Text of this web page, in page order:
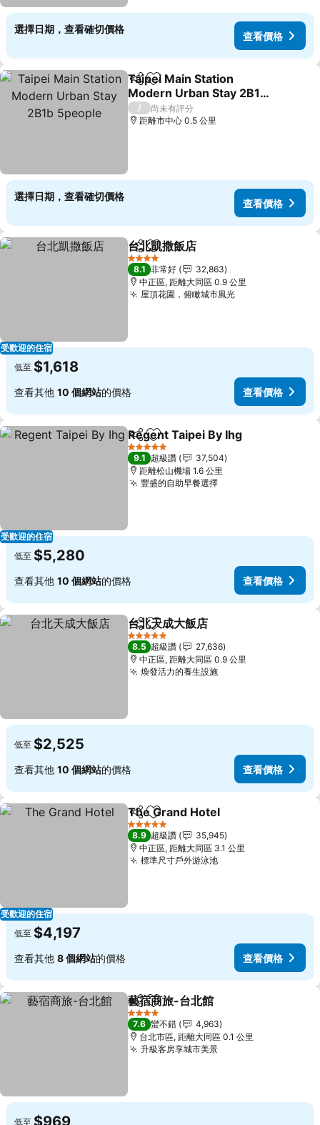
選擇日期，查看確切價格
查看價格
分享 加入我的最愛
Taipei Main Station
Modern Urban Stay 2B1b
5people
/
尚未有評分
距離市中心 0.5 公里
選擇日期，查看確切價格
查看價格
受歡迎的住宿
分享 加入我的最愛
台北凱撒飯店
4 星級
8.1 非常好
32,863
中正區, 距離大同區 0.9 公里
屋頂花園，俯瞰城市風光
低至 $1,618
查看其他 10 個網站的價格 查看價格
受歡迎的住宿
分享 加入我的最愛
Regent Taipei By Ihg
5 星級
9.1 超級讚
37,504
距離松山機場 1.6 公里
豐盛的自助早餐選擇
低至 $5,280
查看其他 10 個網站的價格 查看價格
分享 加入我的最愛
台北天成大飯店
5 星級
8.5 超級讚
27,636
中正區, 距離大同區 0.9 公里
煥發活力的養生設施
低至 $2,525
查看其他 10 個網站的價格 查看價格
受歡迎的住宿
分享 加入我的最愛
The Grand Hotel
5 星級
8.9 超級讚
35,945
中正區, 距離大同區 3.1 公里
標準尺寸戶外游泳池
低至 $4,197
查看其他 8 個網站的價格 查看價格
分享 加入我的最愛
藝宿商旅-台北館
4 星級
7.6 蠻不錯
4,963
台北市區, 距離大同區 0.1 公里
升級客房享城市美景
低至 $969